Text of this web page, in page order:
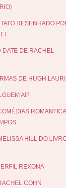
RESENHADO
DATE DE RACHEL
DE HUGH
AI?
HILL DO
REXONA
COHN